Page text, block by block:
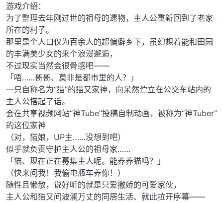
游戏介绍：
为了整理去年刚过世的祖母的遗物，主人公重新回到了老家
所在的村子。
那里是个人口仅为百余人的超偏僻乡下，虽幻想着能和田园
的丰满美少女的来个浪漫邂逅，
不过现实当然会很骨感吧——
「唔……哥哥、莫非是都市里的人？」
一只自称名为“猫”的猫又家神，向呆然伫立在公交车站内的
主人公搭起了话。
会在共享视频网站“神Tube”投稿自制动画，被称为“神Tuber”
的这位家神
（对，猫娘，UP主……没想到吧）
似乎就负责守护主人公的祖母家……
「猫、现在正在募集主人呢。能养养猫吗？」
（快来问我！我偷电瓶车养你！）
随性且懒散，说好听的就是只爱撒娇的可爱家伙，
主人公和猫又间波澜万丈的同居生活、就此拉开序幕——